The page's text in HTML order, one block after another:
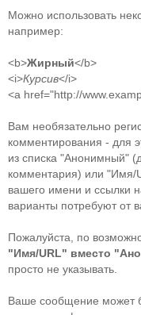
Можно использовать
например:
<b>Жирный</b>
<i>Курсив</i>
<a href="http://
Вам необязательно
комментирования - для
из списка "Анонимный"
комментария) или "Имя/
вашего имени и ссылки
варианты потребуют от
Пожалуйста, по
"Имя/URL" вместо
просто не указывать.
Ваше сообщение может